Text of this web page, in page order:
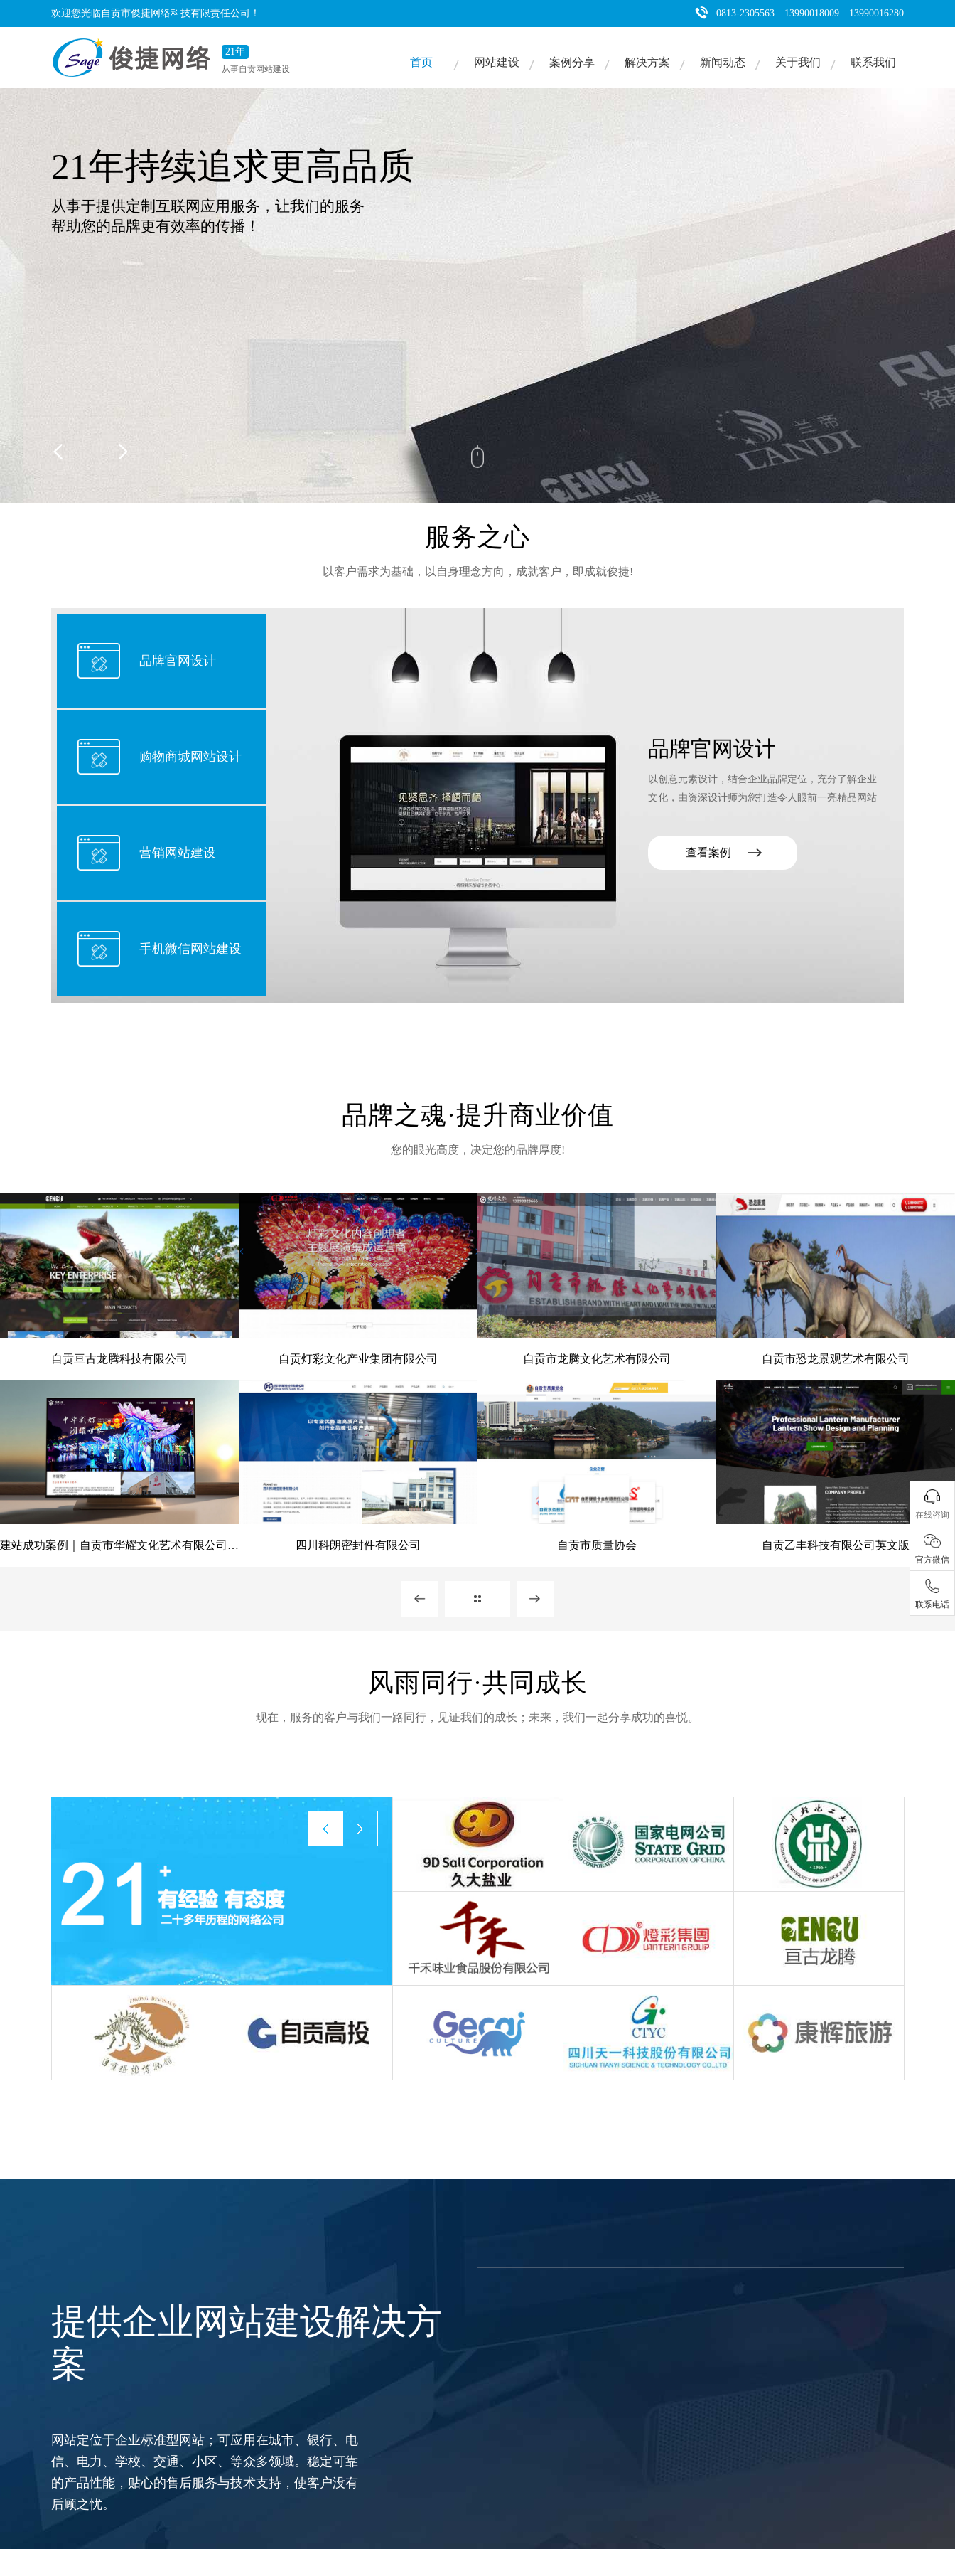
欢迎您光临自贡市俊捷网络科技有限责任公司！ 0813-2305563 13990018009 13990016280
21年
从事自贡网站建设
首页 网站建设 案例分享 解决方案 新闻动态 关于我们 联系我们
21年网站设计经验
俊捷网络 . 您身边的网站建设公司
服务之心
以客户需求为基础，以自身理念方向，成就客户，即成就俊捷!
品牌官网设计
购物商城网站设计
营销网站建设
手机微信网站建设
品牌官网设计
以创意元素设计，结合企业品牌定位，充分了解企业
文化，由资深设计师为您打造令人眼前一亮精品网站
查看案例
品牌之魂·提升商业价值
您的眼光高度，决定您的品牌厚度!
自贡亘古龙腾科技有限公司
自贡亘古龙腾科技有限公司
自贡灯彩文化产业集团有限公司
自贡灯彩文化产业集团有限公司
自贡市龙腾文化艺术有限公司
自贡市龙腾文化艺术有限公司
自贡市恐龙景观艺术有限公司
自贡市恐龙景观艺术有限公司
建站成功案例｜自贡市华耀文化艺术有限公司官网定制开发项目 四川科朗密封件有限公司 自贡市质量协会
自贡乙丰科技有限公司英文版
自贡乙丰科技有限公司英文版
风雨同行·共同成长
现在，服务的客户与我们一路同行，见证我们的成长；未来，我们一起分享成功的喜悦。
提供企业网站建设解决方
案
网站定位于企业标准型网站；可应用在城市、银行、电
信、电力、学校、交通、小区、等众多领域。稳定可靠
的产品性能，贴心的售后服务与技术支持，使客户没有
后顾之忧。
在线咨询
官方微信
联系电话